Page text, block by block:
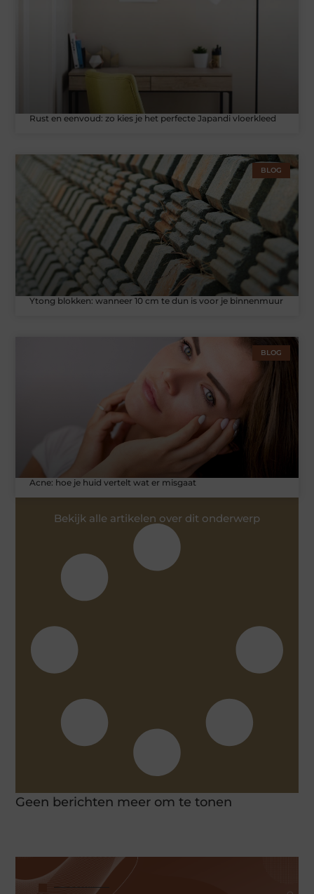
Rust en eenvoud: zo kies je het perfecte Japandi vloerkleed
BLOG
Ytong blokken: wanneer 10 cm te dun is voor je binnenmuur
BLOG
Acne: hoe je huid vertelt wat er misgaat
Bekijk alle artikelen over dit onderwerp
Geen berichten meer om te tonen